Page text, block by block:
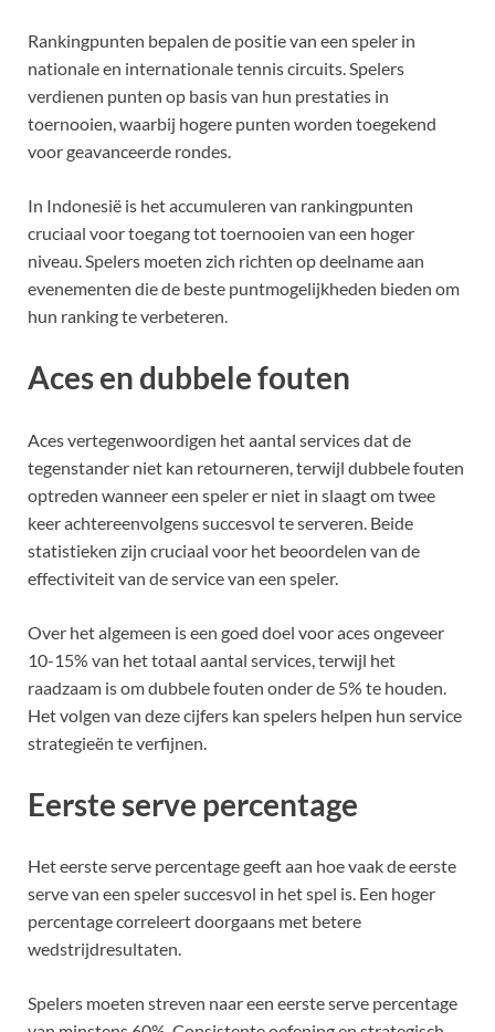
Rankingpunten bepalen de positie van een speler in
nationale en internationale tennis circuits. Spelers
verdienen punten op basis van hun prestaties in
toernooien, waarbij hogere punten worden toegekend
voor geavanceerde rondes.
In Indonesië is het accumuleren van rankingpunten
cruciaal voor toegang tot toernooien van een hoger
niveau. Spelers moeten zich richten op deelname aan
evenementen die de beste puntmogelijkheden bieden om
hun ranking te verbeteren.
Aces en dubbele fouten
Aces vertegenwoordigen het aantal services dat de
tegenstander niet kan retourneren, terwijl dubbele fouten
optreden wanneer een speler er niet in slaagt om twee
keer achtereenvolgens succesvol te serveren. Beide
statistieken zijn cruciaal voor het beoordelen van de
effectiviteit van de service van een speler.
Over het algemeen is een goed doel voor aces ongeveer
10-15% van het totaal aantal services, terwijl het
raadzaam is om dubbele fouten onder de 5% te houden.
Het volgen van deze cijfers kan spelers helpen hun service
strategieën te verfijnen.
Eerste serve percentage
Het eerste serve percentage geeft aan hoe vaak de eerste
serve van een speler succesvol in het spel is. Een hoger
percentage correleert doorgaans met betere
wedstrijdresultaten.
Spelers moeten streven naar een eerste serve percentage